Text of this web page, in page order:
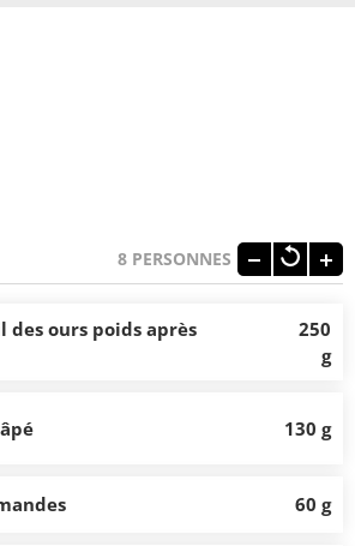
8 PERSONNES
des ours poids après
250
g
130 g
60 g